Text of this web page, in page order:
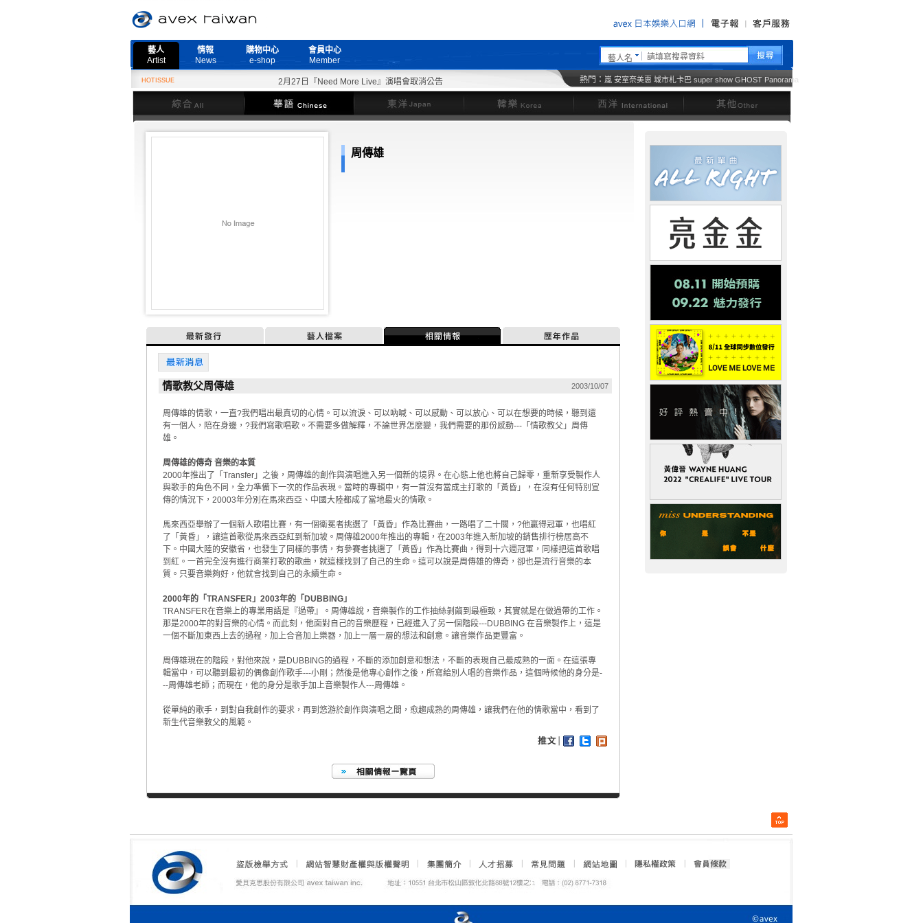
藝人
Artist
情報
News
購物中心
e-shop
會員中心
Member
藝人名
HOTISSUE 2月27日『Need More Live』演唱會取消公告 熱門： 嵐 安室奈美惠 城市札卡巴 super show GHOST Panorama
綜合 華語 東洋 韓樂 其他
周傳雄
最新發行 藝人檔案 相關情報 歷年作品
最新消息
情歌教父周傳雄 2003/10/07
周傳雄的情歌，一直?我們唱出最真切的心情。可以流淚、可以吶喊、可以感動、可以放心、可以在想要的時候，聽到還
有一個人，陪在身邊，?我們寫歌唱歌。不需要多做解釋，不論世界怎麼變，我們需要的那份感動---「情歌教父」周傳
雄。
周傳雄的傳奇 音樂的本質
2000年推出了「Transfer」之後，周傳雄的創作與演唱進入另一個新的境界。在心態上他也將自己歸零，重新享受製作人
與歌手的角色不同，全力準備下一次的作品表現。當時的專輯中，有一首沒有當成主打歌的「黃昏」，在沒有任何特別宣
傳的情況下，20003年分別在馬來西亞、中國大陸都成了當地最火的情歌。
馬來西亞舉辦了一個新人歌唱比賽，有一個衛冕者挑選了「黃昏」作為比賽曲，一路唱了二十關，?他贏得冠軍，也唱紅
了「黃昏」，讓這首歌從馬來西亞紅到新加坡。周傳雄2000年推出的專輯，在2003年進入新加坡的銷售排行榜居高不
下。中國大陸的安徽省，也發生了同樣的事情，有參賽者挑選了「黃昏」作為比賽曲，得到十六週冠軍，同樣把這首歌唱
到紅。一首完全沒有進行商業打歌的歌曲，就這樣找到了自己的生命。這可以說是周傳雄的傳奇，卻也是流行音樂的本
質。只要音樂夠好，他就會找到自己的永續生命。
2000年的「TRANSFER」2003年的「DUBBING」
TRANSFER在音樂上的專業用語是『過帶』。周傳雄說，音樂製作的工作抽絲剝繭到最極致，其實就是在做過帶的工作。
那是2000年的對音樂的心情。而此刻，他面對自己的音樂歷程，已經進入了另一個階段---DUBBING 在音樂製作上，這是
一個不斷加東西上去的過程，加上合音加上樂器，加上一層一層的想法和創意。讓音樂作品更豐富。
周傳雄現在的階段，對他來說，是DUBBING的過程，不斷的添加創意和想法，不斷的表現自己最成熟的一面。在這張專
輯當中，可以聽到最初的偶像創作歌手---小剛；然後是他專心創作之後，所寫給別人唱的音樂作品，這個時候他的身分是-
--周傳雄老師；而現在，他的身分是歌手加上音樂製作人---周傳雄。
從單純的歌手，到對自我創作的要求，再到悠游於創作與演唱之間，愈趨成熟的周傳雄，讓我們在他的情歌當中，看到了
新生代音樂教父的風範。